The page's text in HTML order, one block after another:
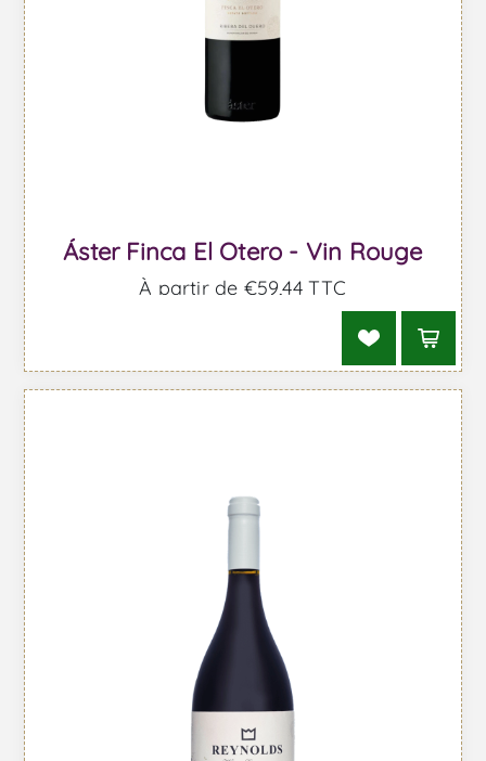
Áster Finca El Otero - Vin Rouge
À partir de €59,44 TTC